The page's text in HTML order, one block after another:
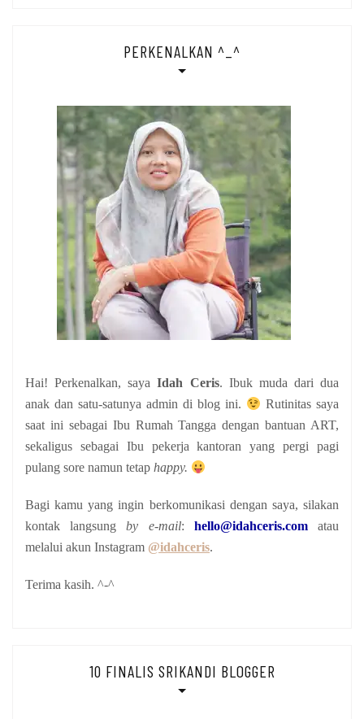
PERKENALKAN ^_^
Hai! Perkenalkan, sayaIdah Ceris. Ibuk muda dari dua
anak dan satu-satunya admin di blog ini.
Rutinitas saya
saat ini sebagai Ibu Rumah Tangga dengan bantuan ART,
sekaligus sebagai Ibu pekerja kantoran yang pergi pagi
pulang sore namun tetap happy.
Bagi kamu yang ingin berkomunikasi dengan saya, silakan
kontak langsungby e-mail: hello@idahceris.com
atau
melalui akun Instagram @idahceris.
Terima kasih. ^-^
10 FINALIS SRIKANDI BLOGGER